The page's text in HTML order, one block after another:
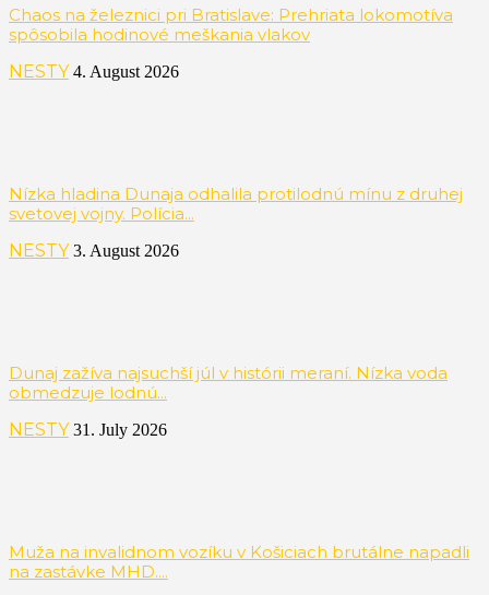
Chaos na železnici pri Bratislave: Prehriata lokomotíva
spôsobila hodinové meškania vlakov
NESTY 4. August 2026
Nízka hladina Dunaja odhalila protilodnú mínu z druhej
svetovej vojny. Polícia...
NESTY 3. August 2026
Dunaj zažíva najsuchší júl v histórii meraní. Nízka voda
obmedzuje lodnú...
NESTY 31. July 2026
Muža na invalidnom vozíku v Košiciach brutálne napadli
na zastávke MHD....